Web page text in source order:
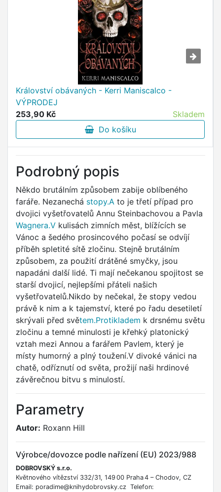
Království obávaných - Kerri Maniscalco -
VÝPRODEJ
253,90 Kč
Skladem
Do košíku
Podrobný popis
Někdo brutálním způsobem zabije oblíbeného
faráře. Nezanechá stopy.A to je třetí případ pro
dvojici vyšetřovatelů Annu Steinbachovou a Pavla
Wagnera.V kulisách zimních měst, blížících se
Vánoc a šedého prosincového počasí se odvíjí
příběh spletité sítě zločinu. Stejně brutálním
způsobem, za použití drátěné smyčky, jsou
napadáni další lidé. Ti mají nečekanou spojitost se
starší dvojicí, nejlepšími přáteli našich
vyšetřovatelů.Nikdo by nečekal, že stopy vedou
právě k nim a k tajemství, které po řadu desetiletí
skrývali před světem.Protikladem k drsnému světu
zločinu a temné minulosti je křehký platonický
vztah mezi Annou a farářem Pavlem, který je
místy humorný a plný toužení.V divoké vánici na
chatě, odříznutí od světa, prožijí naši hrdinové
závěrečnou bitvu s minulostí.
Parametry
Autor: Roxann Hill
Výrobce/dovozce podle nařízení (EU) 2023/988
DOBROVSKÝ s.r.o.
Květnového vítězství 332/31, 149 00 Praha 4 – Chodov, CZ
Email: poradime@knihydobrovsky.cz Telefon: